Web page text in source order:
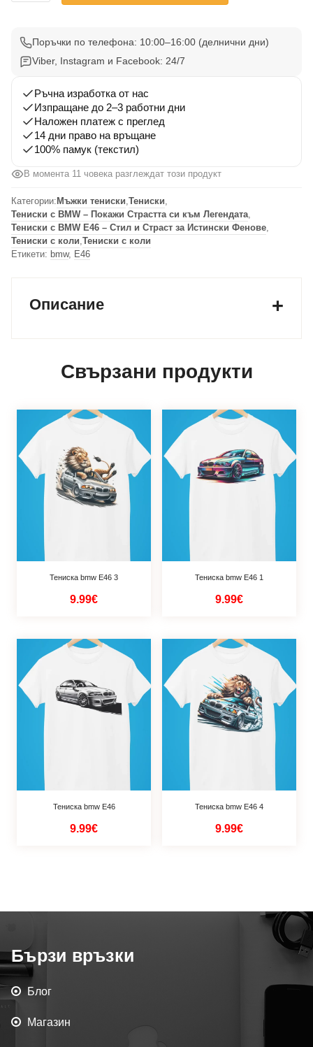
Е46Поръчки по телефона: 10:00–16:00 (делнични дни)
Viber, Instagram и Facebook: 24/7
Ръчна изработка от нас
Изпращане до 2–3 работни дни
Наложен платеж с преглед
14 дни право на връщане
100% памук (текстил)
В момента 11 човека разглеждат този продукт
Категории: Мъжки тениски,Тениски,
Тениски с BMW – Покажи Страстта си към Легендата,
Тениски с BMW E46 – Стил и Страст за Истински Фенове,
Тениски с коли,Тениски с коли
Етикети: bmw, Е46
Описание
Свързани продукти
Тениска bmw Е46 3
9.99€
Тениска bmw Е46 1
9.99€
Тениска bmw Е46
9.99€
Тениска bmw Е46 4
9.99€
Бързи връзки
Блог
Магазин